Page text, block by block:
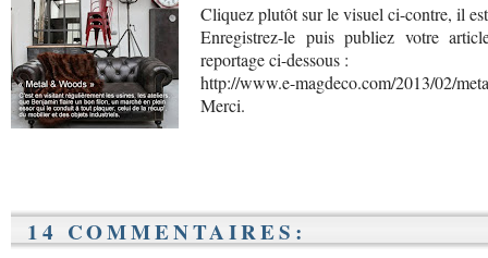
Cliquez plutôt sur le visuel ci-contre, il
Enregistrez-le puis publiez votre
reportage ci-dessous :
http://www.e-magdeco.com/2013/02/
Merci.
14 COMMENTAIRES: